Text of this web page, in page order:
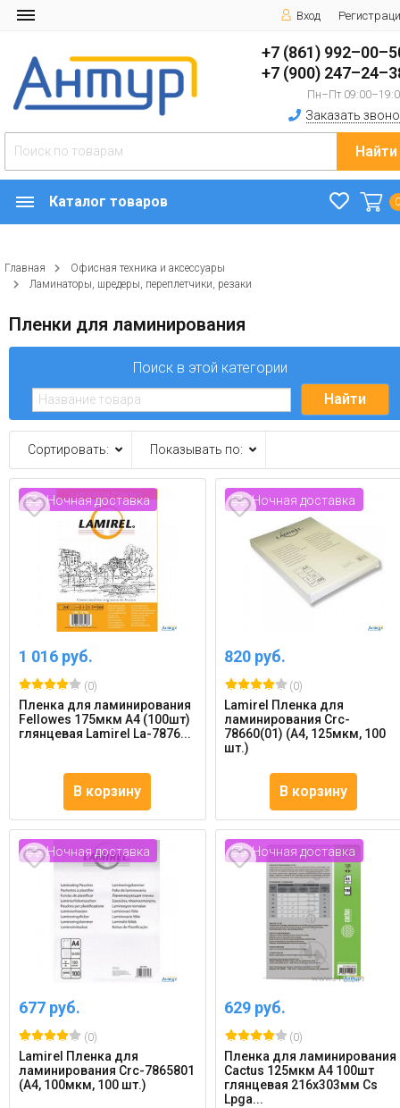
Вход
+7 (861)
+7 (900)
Пн–Пт
Заказать
Найти
Каталог товаров
Главная
Офисная техника и аксессуары
Ламинаторы, шредеры, переплетчики, резаки
Пленки для ламинирования
Поиск в этой категории
Сортировать: Показывать по:
Ночная доставка
1 016 руб.
(0)
Пленка для ламинирования
Fellowes 175мкм A4 (100шт)
глянцевая Lamirel La-7876...
В корзину
Ночная доставка
820 руб.
(0)
Lamirel Пленка для
ламинирования Crc-
78660(01) (А4, 125мкм, 100
шт.)
В корзину
Ночная доставка
677 руб.
(0)
Lamirel Пленка для
ламинирования Crc-7865801
(А4, 100мкм, 100 шт.)
Ночная доставка
629 руб.
(0)
Пленка для ламинирования
Cactus 125мкм A4 100шт
глянцевая 216x303мм Cs
Lpga...